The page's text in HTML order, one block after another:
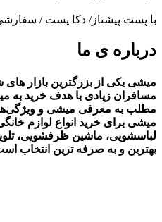
با پست پیشتاز/ دکا پست /
درباره ی ما
میشی یکی از بزرگترین بازار
مسافران زیادی با هدف خرید به
مطلب به معرفی میشی و
میشی برای خرید انواع لوازم
لباسشویی، ماشین ظرفشویی،
بهترین و به صرفه ترین انتخاب